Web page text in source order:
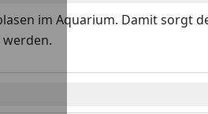
im Aquarium. Damit sorgt